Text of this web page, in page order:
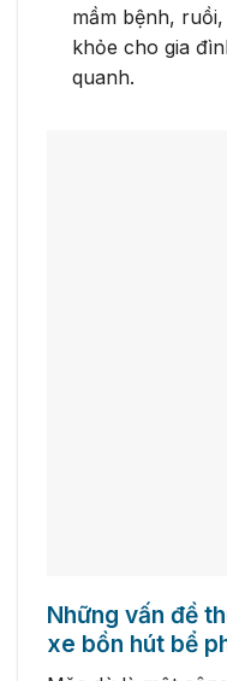
mầm bệnh,
khỏe cho gia
quanh.
Những vấn đề
xe bồn hút bể